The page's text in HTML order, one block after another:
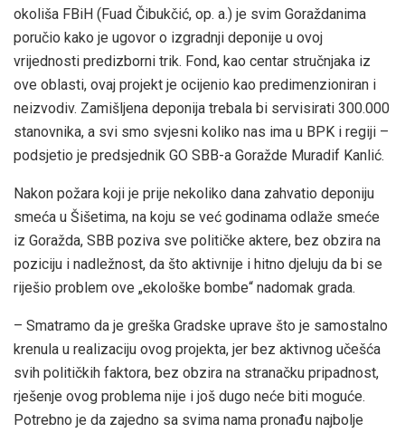
okoliša FBiH (Fuad Čibukčić, op. a.) je svim Goraždanima
poručio kako je ugovor o izgradnji deponije u ovoj
vrijednosti predizborni trik. Fond, kao centar stručnjaka iz
ove oblasti, ovaj projekt je ocijenio kao predimenzioniran i
neizvodiv. Zamišljena deponija trebala bi servisirati 300.000
stanovnika, a svi smo svjesni koliko nas ima u BPK i regiji –
podsjetio je predsjednik GO SBB-a Goražde Muradif Kanlić.
Nakon požara koji je prije nekoliko dana zahvatio deponiju
smeća u Šišetima, na koju se već godinama odlaže smeće
iz Goražda, SBB poziva sve političke aktere, bez obzira na
poziciju i nadležnost, da što aktivnije i hitno djeluju da bi se
riješio problem ove „ekološke bombe“ nadomak grada.
– Smatramo da je greška Gradske uprave što je samostalno
krenula u realizaciju ovog projekta, jer bez aktivnog učešća
svih političkih faktora, bez obzira na stranačku pripadnost,
rješenje ovog problema nije i još dugo neće biti moguće.
Potrebno je da zajedno sa svima nama pronađu najbolje